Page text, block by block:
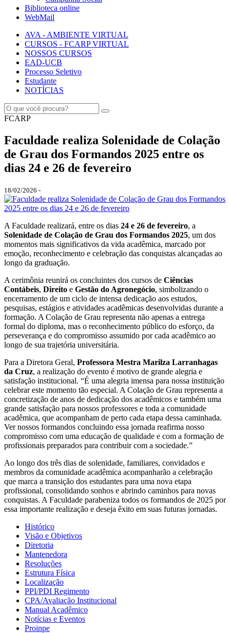
Biblioteca online
WebMail
AVA - AMBIENTE VIRTUAL
CURSOS - FCARP VIRTUAL
NOSSOS CURSOS
EAD-UCB
Processo Seletivo
Estudante
NOTÍCIAS
FCARP
Faculdade realiza Solenidade de Colação
de Grau dos Formandos 2025 entre os
dias 24 e 26 de fevereiro
18/02/2026 -
A Faculdade realizará, entre os dias 24 e 26 de fevereiro, a
Solenidade de Colação de Grau dos Formandos 2025, um dos
momentos mais significativos da vida acadêmica, marcado por
emoção, reconhecimento e celebração das conquistas alcançadas ao
longo da graduação.
A cerimônia reunirá os concluintes dos cursos de Ciências
Contábeis, Direito e Gestão do Agronegócio, simbolizando o
encerramento de um ciclo de intensa dedicação aos estudos,
pesquisas, estágios e atividades acadêmicas desenvolvidas durante a
formação. A Colação de Grau representa não apenas a entrega
formal do diploma, mas o reconhecimento público do esforço, da
perseverança e do compromisso assumido por cada acadêmico ao
longo de sua trajetória universitária.
Para a Diretora Geral, Professora Mestra Marilza Larranhagas
da Cruz, a realização do evento é motivo de grande alegria e
satisfação institucional. “É uma alegria imensa para nossa instituição
celebrar este momento tão especial. A Colação de Grau representa a
concretização de anos de dedicação dos acadêmicos e também uma
grande satisfação para nossos professores e toda a comunidade
acadêmica, que acompanham de perto cada etapa dessa caminhada.
Ver nossos formandos concluindo essa jornada reafirma nosso
compromisso com uma educação de qualidade e com a formação de
profissionais preparados para contribuir com a sociedade.”
Ao longo dos três dias de solenidade, familiares, convidados e
membros da comunidade acadêmica acompanharão a celebração
que marca a transição dos estudantes para uma nova etapa
profissional, consolidando sonhos e abrindo caminhos para novas
conquistas. A Faculdade parabeniza todos os formandos de 2025 por
essa importante realização e deseja êxito em suas futuras jornadas.
Histórico
Visão e Objetivos
Diretoria
Mantenedora
Resoluções
Estrutura Física
Localização
PPI/PDI Regimento
CPA/Avaliação Institucional
Manual Acadêmico
Notícias e Eventos
Proinpe